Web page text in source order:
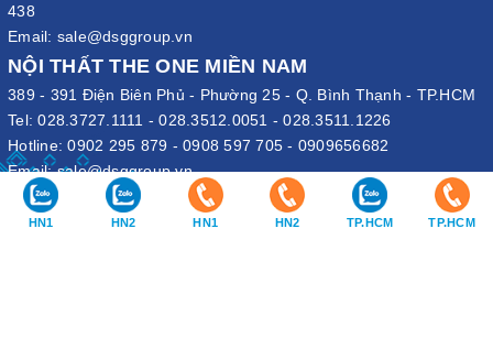
438
Email: sale@dsggroup.vn
NỘI THẤT THE ONE MIỀN NAM
389 - 391 Điện Biên Phủ - Phường 25 - Q. Bình Thạnh - TP.HCM
Tel:028.3727.1111 -028.3512.0051 -028.3511.1226
Hotline:0902 295 879 - 0908 597 705 - 0909656682
Email:sale@dsggroup.vn
VĂN PHÒNG TẬP ĐOÀN
109 Trần Hưng Đạo - P. Cửa Nam - Q. Hoàn Kiếm - Hà Nội
HN1 HN2 HN1 HN2 TP.HCM TP.HCM